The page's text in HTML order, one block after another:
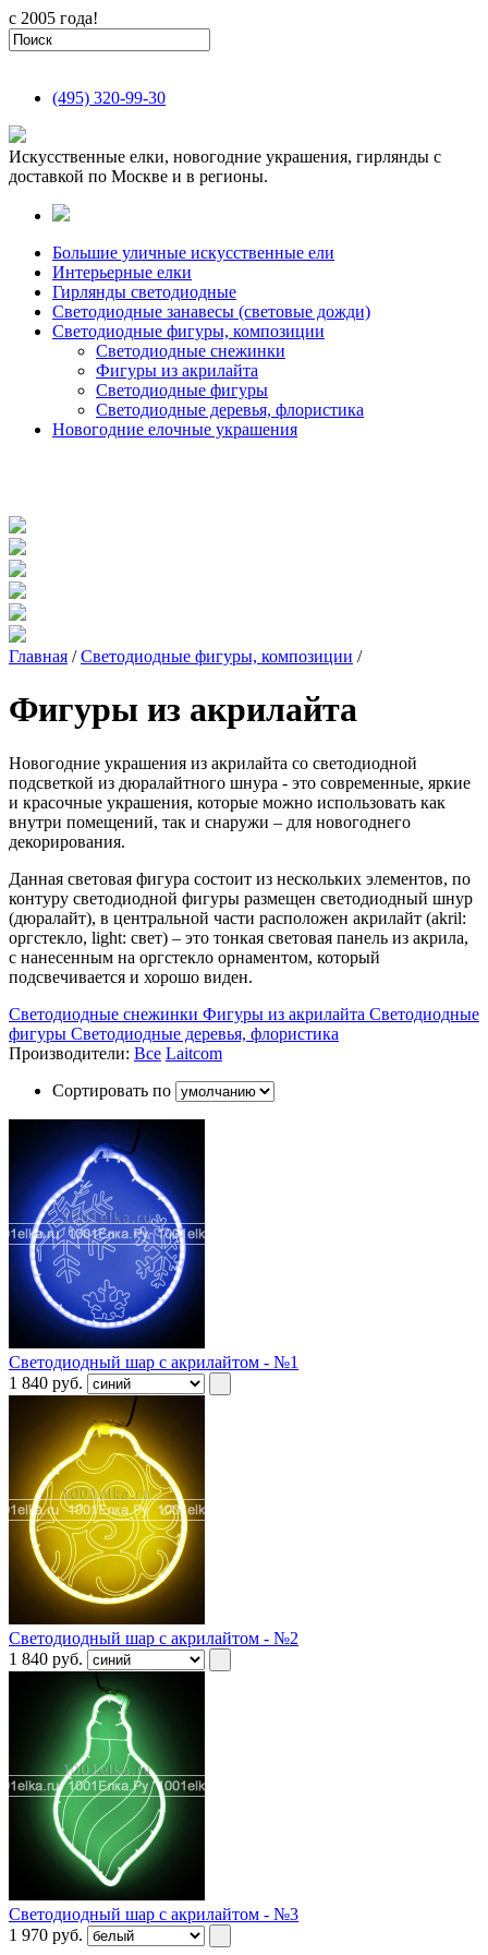
с 2005 года!
(495) 320-99-30
Искусственные елки, новогодние украшения, гирлянды с
доставкой по Москве и в регионы.
Большие уличные искусственные ели
Интерьерные елки
Гирлянды светодиодные
Светодиодные занавесы (световые дожди)
Светодиодные фигуры, композиции
Светодиодные снежинки
Фигуры из акрилайта
Светодиодные фигуры
Светодиодные деревья, флористика
Новогодние елочные украшения
Главная / Светодиодные фигуры, композиции /
Фигуры из акрилайта
Новогодние украшения из акрилайта со светодиодной
подсветкой из дюралайтного шнура - это современные, яркие
и красочные украшения, которые можно использовать как
внутри помещений, так и снаружи – для новогоднего
декорирования.
Данная световая фигура состоит из нескольких элементов, по
контуру светодиодной фигуры размещен светодиодный шнур
(дюралайт), в центральной части расположен акрилайт (akril:
оргстекло, light: свет) – это тонкая световая панель из акрила,
с нанесенным на оргстекло орнаментом, который
подсвечивается и хорошо виден.
Светодиодные снежинки Фигуры из акрилайта Светодиодные
фигуры Светодиодные деревья, флористика
Производители: Все Laitcom
Сортировать по
Светодиодный шар с акрилайтом - №1
1 840 руб.
Светодиодный шар с акрилайтом - №2
1 840 руб.
Светодиодный шар с акрилайтом - №3
1 970 руб.